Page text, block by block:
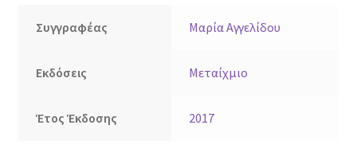
Συγγραφέας Μαρία Αγγελίδου
Εκδόσεις Μεταίχμιο
Έτος Έκδοσης 2017